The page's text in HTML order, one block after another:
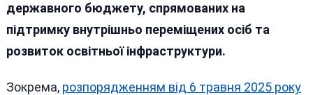
державного бюджету, спрямованих на
підтримку внутрішньо переміщених осіб та
розвиток освітньої інфраструктури.
Зокрема, розпорядженням від 6 травня 2025 року